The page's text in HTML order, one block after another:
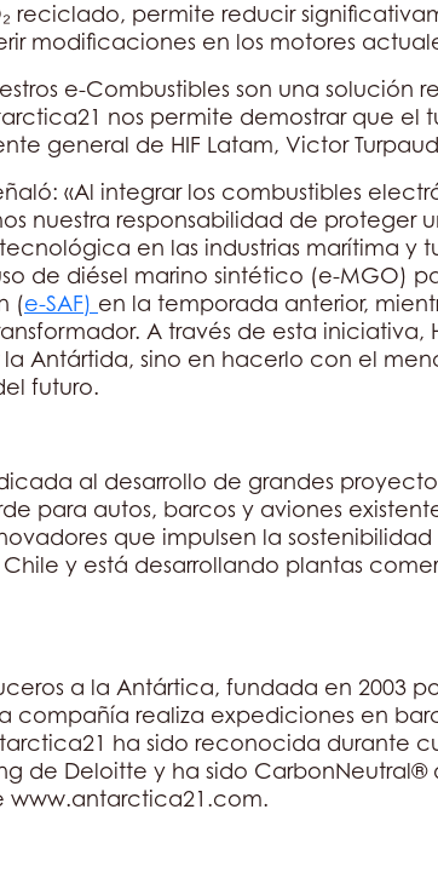
reciclado, permite reducir
modificaciones en los motores
e-Combustibles son una solución
nos permite demostrar que el
general de HIF Latam, Victor
«Al integrar los combustibles
nuestra responsabilidad de proteger
en las industrias marítima y
de diésel marino sintético (e-MGO)
(e-SAF) en la temporada anterior,
A través de esta iniciativa,
Antártida, sino en hacerlo con el
futuro.
al desarrollo de grandes
para autos, barcos y aviones
que impulsen la
y está desarrollando plantas
a la Antártica, fundada en 2003
realiza expediciones en
ha sido reconocida durante
de Deloitte y ha sido CarbonNeutral®
www.antarctica21.com.